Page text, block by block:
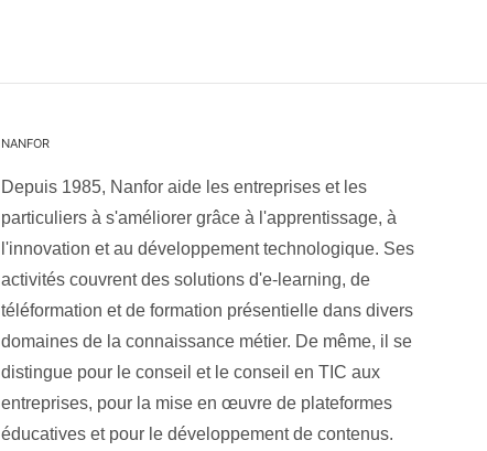
NANFOR
Depuis 1985, Nanfor aide les entreprises et les
particuliers à s'améliorer grâce à l'apprentissage, à
l'innovation et au développement technologique. Ses
activités couvrent des solutions d'e-learning, de
téléformation et de formation présentielle dans divers
domaines de la connaissance métier. De même, il se
distingue pour le conseil et le conseil en TIC aux
entreprises, pour la mise en œuvre de plateformes
éducatives et pour le développement de contenus.